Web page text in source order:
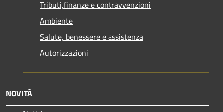
Tributi,finanze e contravvenzioni
Ambiente
Salute, benessere e assistenza
Autorizzazioni
NOVITÀ